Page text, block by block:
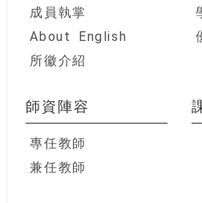
成員執掌
About English
所徽介紹
師資陣容
專任教師
兼任教師